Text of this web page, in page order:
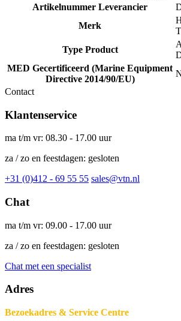
Artikelnummer Leverancier
Merk
Type Product
MED Gecertificeerd (Marine Equipment
Directive 2014/90/EU)
Contact
Klantenservice
ma t/m vr: 08.30 - 17.00 uur
za / zo en feestdagen: gesloten
+31 (0)412 - 69 55 55 sales@vtn.nl
Chat
ma t/m vr: 09.00 - 17.00 uur
za / zo en feestdagen: gesloten
Chat met een specialist
Adres
Bezoekadres & Service Centre